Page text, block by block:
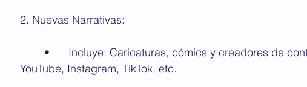
2. Nuevas Narrativas:
YouTube, Instagram, TikTok, etc.